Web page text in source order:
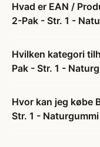
Hvad er EAN /
2-Pak - Str. 1 -
Hvilken kategori
Pak - Str. 1 -
Hvor kan jeg købe
Str. 1 -